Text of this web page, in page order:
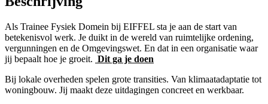
Als Trainee Fysiek Domein bij EIFFEL sta je aan de start van
betekenisvol werk. Je duikt in de wereld van ruimtelijke ordening,
vergunningen en de Omgevingswet. En dat in een organisatie waar
jij bepaalt hoe je groeit. Dit ga je doen
Bij lokale overheden spelen grote transities. Van klimaatadaptatie tot
woningbouw. Jij maakt deze uitdagingen concreet en werkbaar.